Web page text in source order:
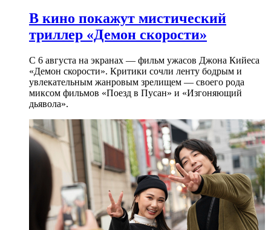
В кино покажут мистический
триллер «Демон скорости»
С 6 августа на экранах — фильм ужасов Джона Кийеса
«Демон скорости». Критики сочли ленту бодрым и
увлекательным жанровым зрелищeм — своего рода
миксом фильмов «Поезд в Пусан» и «Изгоняющий
дьявола».